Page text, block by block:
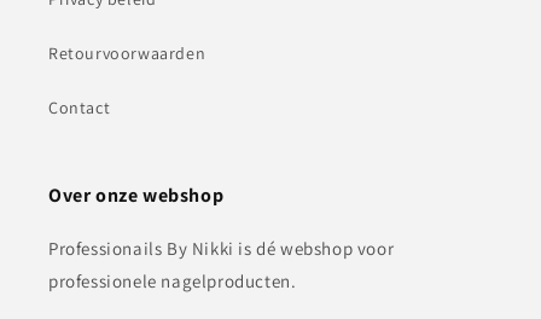
Retourvoorwaarden
Contact
Over onze webshop
Professionails By Nikki is dé webshop voor
professionele nagelproducten.